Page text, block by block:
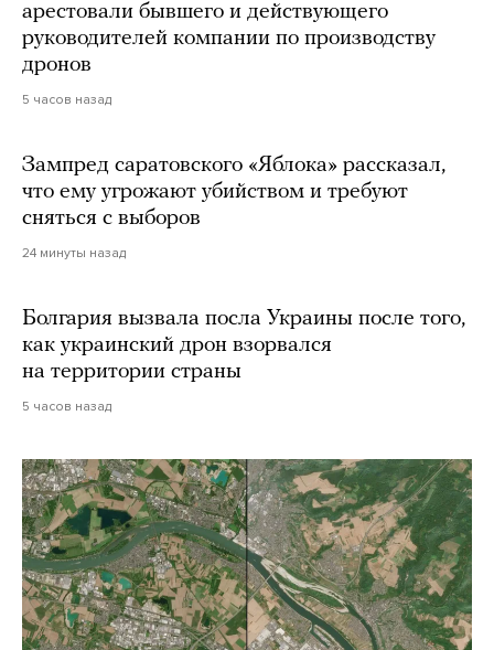
арестовали бывшего и действующего
руководителей компании по производству
дронов
5 часов назад
Зампред саратовского «Яблока» рассказал,
что ему угрожают убийством и требуют
сняться с выборов
24 минуты назад
Болгария вызвала посла Украины после того,
как украинский дрон взорвался
на территории страны
5 часов назад